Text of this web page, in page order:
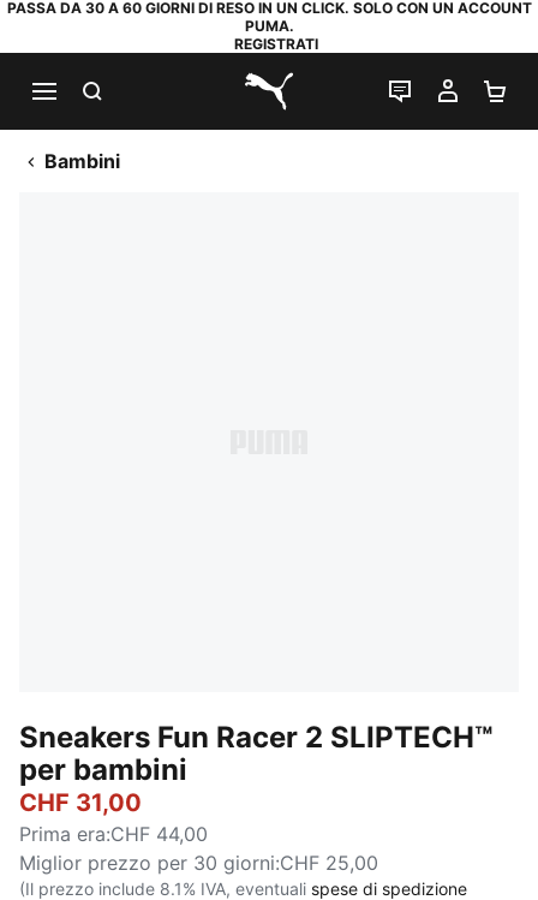
PASSA DA 30 A 60 GIORNI DI RESO IN UN CLICK. SOLO CON UN ACCOUNT
PUMA.
REGISTRATI
PUMA.com
CHAT IL MIO
Bambini
Sneakers Fun Racer 2 SLIPTECH™
per bambini
CHF 31,00
Prima era:CHF 44,00
Miglior prezzo per 30 giorni:CHF 25,00
(Il prezzo include 8.1% IVA, eventuali spese di spedizione